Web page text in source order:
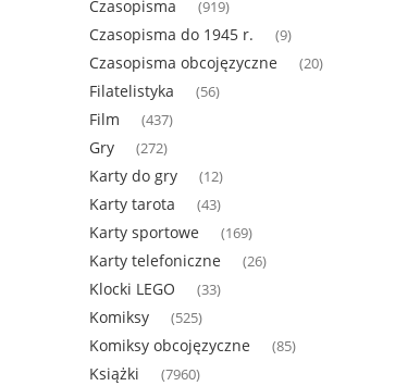
Czasopisma (919)
Czasopisma do 1945 r. (9)
Czasopisma obcojęzyczne (20)
Filatelistyka (56)
Film (437)
Gry (272)
Karty do gry (12)
Karty tarota (43)
Karty sportowe (169)
Karty telefoniczne (26)
Klocki LEGO (33)
Komiksy (525)
Komiksy obcojęzyczne (85)
Książki (7960)